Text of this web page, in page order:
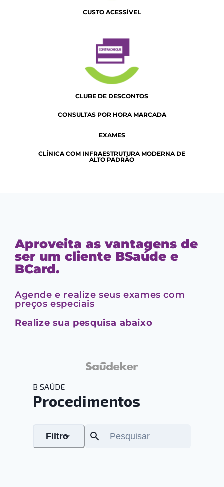
CUSTO ACESSÍVEL
CLUBE DE DESCONTOS
CONSULTAS POR HORA MARCADA
EXAMES
CLÍNICA COM INFRAESTRUTURA MODERNA DE
ALTO PADRÃO
Aproveita as vantagens de
ser um cliente BSaúde e
BCard.
Agende e realize seus exames com
preços especiais
Realize sua pesquisa abaixo